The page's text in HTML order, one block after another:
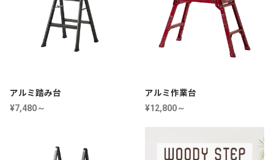
アルミ踏み台
¥7,480～
アルミ作業台
¥12,800～